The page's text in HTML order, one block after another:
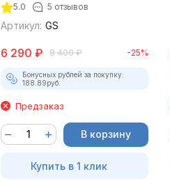
5.0 5 отзывов
Артикул: GS
6 290 ₽ 8 400 ₽ -25%
Бонусных рублей за покупку:
188.89руб.
Предзаказ
В корзину
Купить в 1 клик